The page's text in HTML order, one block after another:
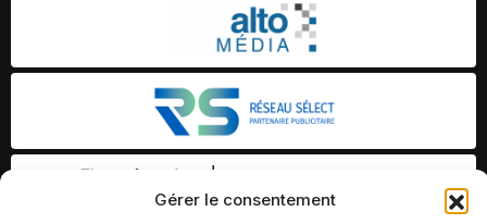
Gérer le consentement